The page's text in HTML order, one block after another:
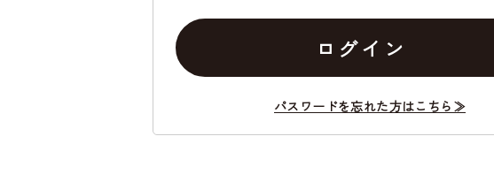
ログイン
パスワードを忘れた方はこちら≫